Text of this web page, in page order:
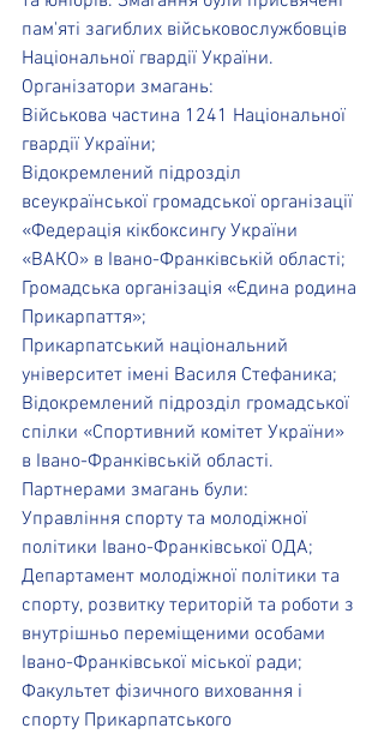
пам'яті загиблих військовослужбовців
Національної гвардії України.
Організатори змагань:
Військова частина 1241 Національної
гвардії України;
Відокремлений підрозділ
всеукраїнської громадської організації
«Федерація кікбоксингу України
«ВАКО» в Івано-Франківській області;
Громадська організація «Єдина родина
Прикарпаття»;
Прикарпатський національний
університет імені Василя Стефаника;
Відокремлений підрозділ громадської
спілки «Спортивний комітет України»
в Івано-Франківській області.
Партнерами змагань були:
Управління спорту та молодіжної
політики Івано-Франківської ОДА;
Департамент молодіжної політики та
спорту, розвитку територій та роботи з
внутрішньо переміщеними особами
Івано-Франківської міської ради;
Факультет фізичного виховання і
спорту Прикарпатського